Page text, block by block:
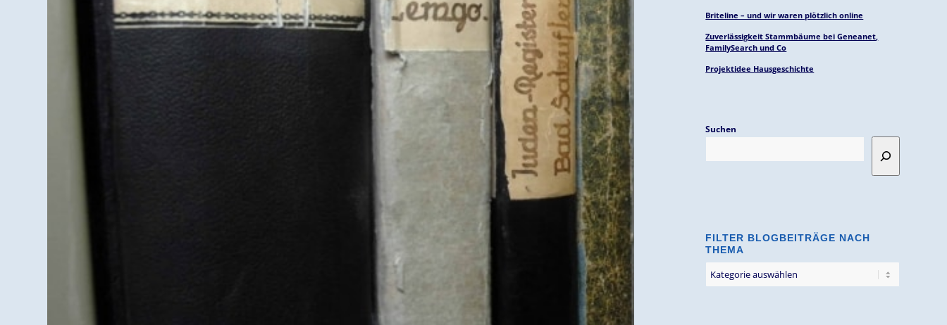
Briteline – und wir waren plötzlich online
Zuverlässigkeit Stammbäume bei Geneanet,
FamilySearch und Co
Projektidee Hausgeschichte
Suchen
FILTER BLOGBEITRÄGE NACH
THEMA
Blogbeiträge